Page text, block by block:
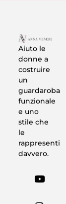
Aiuto le
donne a
costruire
un
guardaroba
funzionale
e uno
stile che
le
rappresenti
davvero.